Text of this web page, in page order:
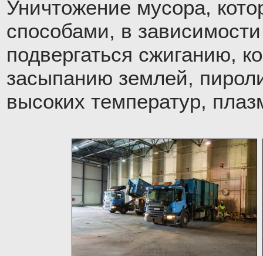
Уничтожение мусора,
способами, в
подвергаться сжиганию,
засыпанию землей,
высоких температур,